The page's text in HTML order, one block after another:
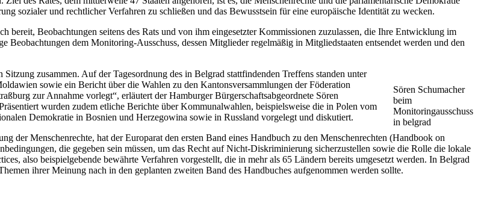
sozialer und rechtlicher Verfahren zu schließen und das Bewusstsein für eine europäische Identität zu wecken.
bereit, Beobachtungen seitens des Rats und von ihm eingesetzter Kommissionen zuzulassen, die Ihre Entwicklung im
dem Monitoring-Ausschuss, dessen Mitglieder regelmäßig in Mitgliedstaaten entsendet werden und den
Sören Schumacher
beim
Monitoringausschuss
in belgrad
zusammen. Auf der Tagesordnung des in Belgrad stattfindenden Treffens standen unter
sowie ein Bericht über die Wahlen zu den Kantonsversammlungen der Föderation
zur Annahme vorlegt“, erläutert der Hamburger Bürgerschaftsabgeordnete Sören
wurden zudem etliche Berichte über Kommunalwahlen, beispielsweise die in Polen vom
Demokratie in Bosnien und Herzegowina sowie in Russland vorgelegt und diskutiert.
der Menschenrechte, hat der Europarat den ersten Band eines Handbuch zu den Menschenrechten (Handbook on
die gegeben sein müssen, um das Recht auf Nicht-Diskriminierung sicherzustellen sowie die Rolle die lokale
also beispielgebende bewährte Verfahren vorgestellt, die in mehr als 65 Ländern bereits umgesetzt werden. In Belgrad
ihrer Meinung nach in den geplanten zweiten Band des Handbuches aufgenommen werden sollte.